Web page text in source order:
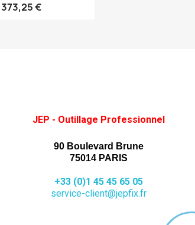
373,25 €
JEP - Outillage Professionnel
90 Boulevard Brune
75014 PARIS
+33 (0)1 45 45 65 05
service-client@jepfix.fr